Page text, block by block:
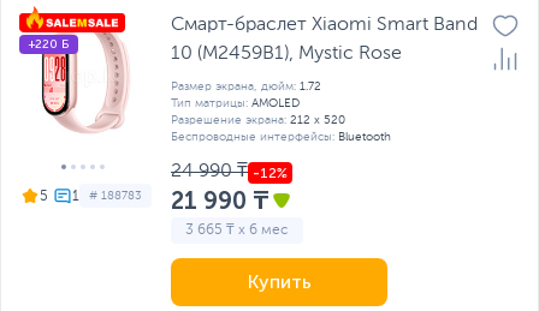
5 # 188783
+220 Б
Смарт-браслет Xiaomi Smart Band
10 (M2459B1), Mystic Rose
Размер экрана, дюйм: 1.72
Тип матрицы: AMOLED
Разрешение экрана: 212 x 520
Беспроводные интерфейсы: Bluetooth
24 990 ₸
21 990 ₸
3 665 ₸ x 6 мес
Купить